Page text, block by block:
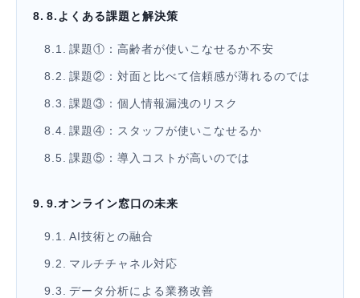
8.よくある課題と解決策
課題①：高齢者が使いこなせるか不安
課題②：対面と比べて信頼感が薄れるのでは
課題③：個人情報漏洩のリスク
課題④：スタッフが使いこなせるか
課題⑤：導入コストが高いのでは
9.オンライン窓口の未来
AI技術との融合
マルチチャネル対応
データ分析による業務改善